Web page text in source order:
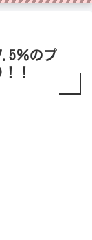
％のプ
！